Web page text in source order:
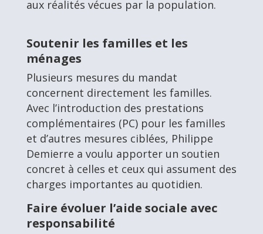
aux réalités vécues par la population.
Soutenir les familles et les
ménages
Plusieurs mesures du mandat
concernent directement les familles.
Avec l’introduction des prestations
complémentaires (PC) pour les familles
et d’autres mesures ciblées, Philippe
Demierre a voulu apporter un soutien
concret à celles et ceux qui assument des
charges importantes au quotidien.
Faire évoluer l’aide sociale avec
responsabilité